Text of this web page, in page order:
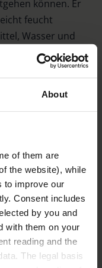
About
of them are
the website), while
to improve our
Consent includes
by you and
with them on your
reading and the
The legal basis
können. Er
feucht
Wasser und
beschädigen.